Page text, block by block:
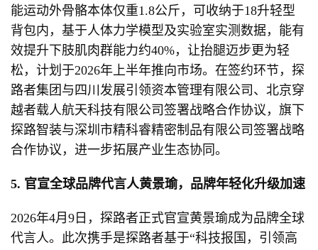
能运动外骨骼本体仅重1.8公斤，可收纳于18升轻型
背包内，基于人体力学模型及实验室实测数据，能有
效提升下肢肌肉群能力约40%，让抬腿迈步更为轻
松，计划于2026年上半年推向市场。在签约环节，探
路者集团与四川发展引领资本管理有限公司、北京穿
越者载人航天科技有限公司签署战略合作协议，旗下
探路智装与深圳市精科睿精密制品有限公司签署战略
合作协议，进一步拓展产业生态协同。
5. 官宣全球品牌代言人黄景瑜，品牌年轻化升级加速
2026年4月9日，探路者正式官宣黄景瑜成为品牌全球
代言人。此次携手是探路者基于“科技报国，引领高